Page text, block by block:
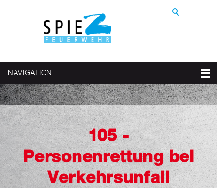
NAVIGATION
105 -
Personenrettung bei
Verkehrsunfall